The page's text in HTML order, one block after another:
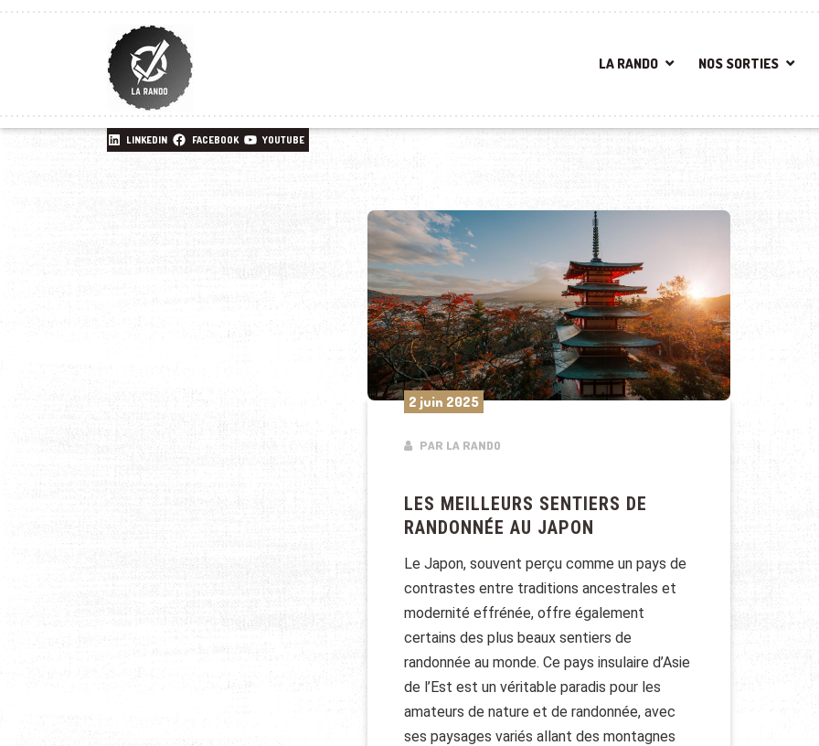
LA RANDO NOS SORTIES
LINKEDIN FACEBOOK YOUTUBE
2 juin 2025
PAR LA RANDO
LES MEILLEURS SENTIERS DE
RANDONNÉE AU JAPON
Le Japon, souvent perçu comme un pays de
contrastes entre traditions ancestrales et
modernité effrénée, offre également
certains des plus beaux sentiers de
randonnée au monde. Ce pays insulaire d’Asie
de l’Est est un véritable paradis pour les
amateurs de nature et de randonnée, avec
ses paysages variés allant des montagnes